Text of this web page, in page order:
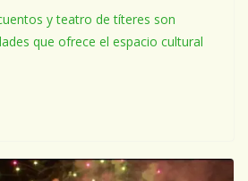
y teatro de títeres son
que ofrece el espacio cultural